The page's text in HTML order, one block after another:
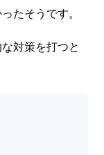
たそうです。
対策を打つと